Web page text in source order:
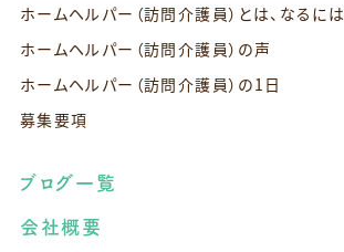
ホームヘルパー（訪問介護員）とは、なるには
ホームヘルパー（訪問介護員）の声
ホームヘルパー（訪問介護員）の1日
募集要項
ブログ一覧
会社概要